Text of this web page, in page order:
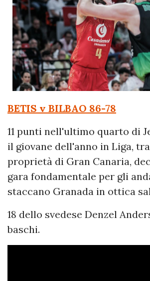
BETIS v BILBAO 86-78
11 punti nell'ultimo quarto di
il giovane dell'anno in Liga,
proprietà di Gran Canaria,
gara fondamentale per gli
staccano Granada in ottica
18 dello svedese Denzel
baschi.